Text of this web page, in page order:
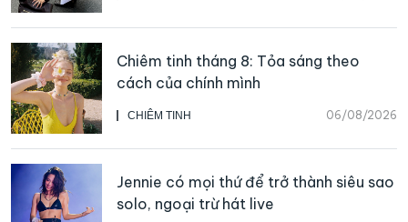
CHIÊM TINH 06/08/2026
Chiêm tinh tháng 8: Tỏa sáng theo
cách của chính mình
Jennie có mọi thứ để trở thành siêu sao
solo, ngoại trừ hát live